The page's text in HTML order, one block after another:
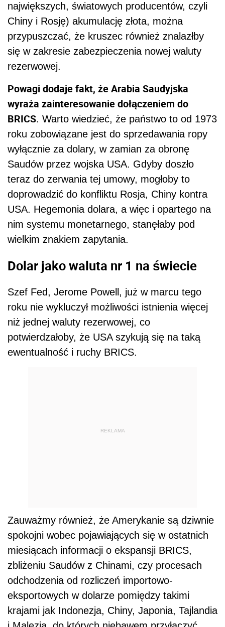
największych, światowych producentów, czyli
Chiny i Rosję) akumulację złota, można
przypuszczać, że kruszec również znalazłby
się w zakresie zabezpieczenia nowej waluty
rezerwowej.
Powagi dodaje fakt, że Arabia Saudyjska
wyraża zainteresowanie dołączeniem do
BRICS. Warto wiedzieć, że państwo to od 1973
roku zobowiązane jest do sprzedawania ropy
wyłącznie za dolary, w zamian za obronę
Saudów przez wojska USA. Gdyby doszło
teraz do zerwania tej umowy, mogłoby to
doprowadzić do konfliktu Rosja, Chiny kontra
USA. Hegemonia dolara, a więc i opartego na
nim systemu monetarnego, stanęłaby pod
wielkim znakiem zapytania.
Dolar jako waluta nr 1 na świecie
Szef Fed, Jerome Powell, już w marcu tego
roku nie wykluczył możliwości istnienia więcej
niż jednej waluty rezerwowej, co
potwierdzałoby, że USA szykują się na taką
ewentualność i ruchy BRICS.
REKLAMA
Zauważmy również, że Amerykanie są dziwnie
spokojni wobec pojawiających się w ostatnich
miesiącach informacji o ekspansji BRICS,
zbliżeniu Saudów z Chinami, czy procesach
odchodzenia od rozliczeń importowo-
eksportowych w dolarze pomiędzy takimi
krajami jak Indonezja, Chiny, Japonia, Tajlandia